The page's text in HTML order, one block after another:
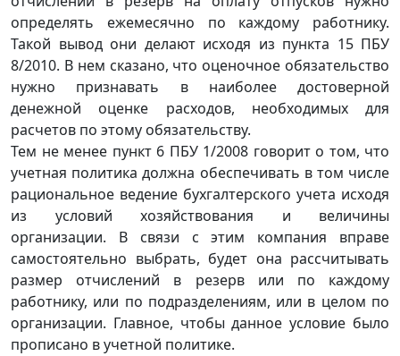
определять ежемесячно по каждому работнику.
Такой вывод они делают исходя из пункта 15 ПБУ
8/2010. В нем сказано, что оценочное обязательство
нужно признавать в наиболее достоверной
денежной оценке расходов, необходимых для
расчетов по этому обязательству.
Тем не менее пункт 6 ПБУ 1/2008 говорит о том, что
учетная политика должна обеспечивать в том числе
рациональное ведение бухгалтерского учета исходя
из условий хозяйствования и величины
организации. В связи с этим компания вправе
самостоятельно выбрать, будет она рассчитывать
размер отчислений в резерв или по каждому
работнику, или по подразделениям, или в целом по
организации. Главное, чтобы данное условие было
прописано в учетной политике.